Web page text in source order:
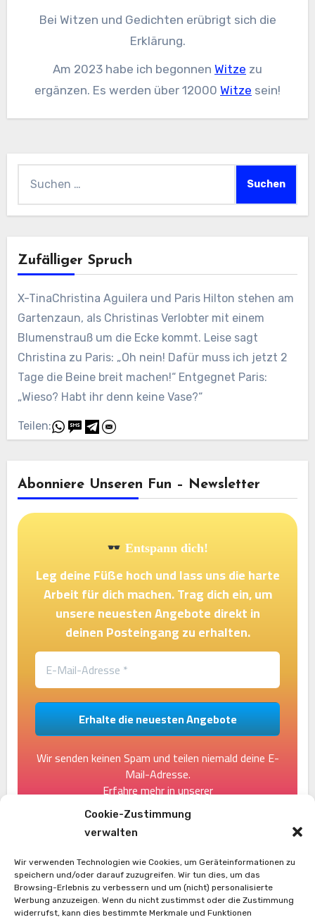
Cookie-Zustimmung
verwalten
Wir verwenden Technologien wie Cookies, um Geräteinformationen zu
speichern und/oder darauf zuzugreifen. Wir tun dies, um das
Browsing-Erlebnis zu verbessern und um (nicht) personalisierte
Werbung anzuzeigen. Wenn du nicht zustimmst oder die Zustimmung
widerrufst, kann dies bestimmte Merkmale und Funktionen
Bei Witzen und Gedichten erübrigt sich die
Erklärung.
Am 2023 habe ich begonnen Witze zu
ergänzen. Es werden über 12000 Witze sein!
Zufälliger Spruch
X-TinaChristina Aguilera und Paris Hilton stehen am
Gartenzaun, als Christinas Verlobter mit einem
Blumenstrauß um die Ecke kommt. Leise sagt
Christina zu Paris: „Oh nein! Dafür muss ich jetzt 2
Tage die Beine breit machen!“ Entgegnet Paris:
„Wieso? Habt ihr denn keine Vase?“
Teilen:
Abonniere Unseren Fun – Newsletter
Entspann dich!
Leg deine Füße hoch und lass uns die harte
Arbeit für dich machen. Trag dich ein, um
unsere neuesten Angebote direkt in
deinen Posteingang zu erhalten.
Wir senden keinen Spam und teilen niemald deine E-
Mail-Adresse.
Erfahre mehr in unserer
[link]Datenschutzerklärung[/link].